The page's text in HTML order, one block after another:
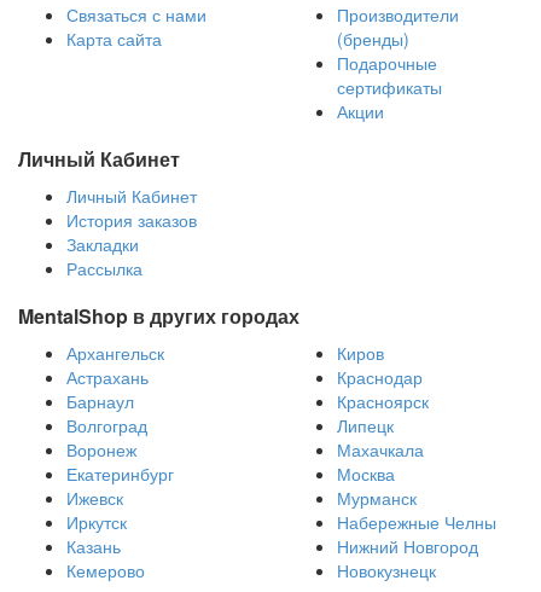
Связаться с нами
Карта сайта
Производители
(бренды)
Подарочные
сертификаты
Акции
Личный Кабинет
Личный Кабинет
История заказов
Закладки
Рассылка
MentalShop в других городах
Архангельск
Астрахань
Барнаул
Волгоград
Воронеж
Екатеринбург
Ижевск
Иркутск
Казань
Кемерово
Киров
Краснодар
Красноярск
Липецк
Махачкала
Москва
Мурманск
Набережные Челны
Нижний Новгород
Новокузнецк